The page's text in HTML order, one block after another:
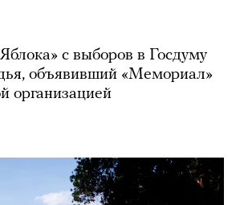
с выборов в Госдуму
объявивший «Мемориал»
организацией